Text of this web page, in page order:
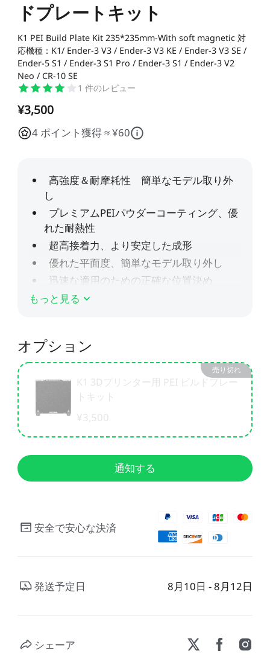
すべて表示
NEW
HALOT-X1
すべて表示
すべて表示
Creality Falcon 煙浄化
装置 AP1
ュール
すべて表示
すべて表示 Ferret Pro
すべて表示
【近日発売】Creality
Pika
すべて表示
3Dスキャナー用ワイヤ
スキャナーソフトウェア
QUICKSURFACE
すべて表示
すべて表示
Hyper PLA
すべて表示
Hyper PLA-CF Hyper PPA-CF
すべて表示
彫刻機素材
素材パック
すべて表示
NEW
ー
すべて表示
SpacePi X4 SpacePi X4L
すべて表示
すべて表示
ビルドプレート
K2 Pro PEI両面フロスト
すべて表示
ノズル
「Unicorn」- K2
/Creality Hiシリーズ
「Unicorn」-
K1/Ender-3 V3 シリーズ
すべて表示
K2セラミック加熱ブロッ
ク
Ceramic - K2 Plus
すべて表示
エクストルーダー
エクストルーダーモータ
ー - K2 Plus
K2 Plus エクストルーダ
ーキット
すべて表示
光造形アクセサリー
K2 PLUS 予備部品 NEW
CFS予備部品
CFS用ケーブル CFSディスプレイキット
すべて表示
ドプレートキット
K1 PEI Build Plate Kit 235*235mm-With soft magnetic 対
応機種：K1/ Ender-3 V3 / Ender-3 V3 KE / Ender-3 V3 SE /
Ender-5 S1 / Ender-3 S1 Pro / Ender-3 S1 / Ender-3 V2
Neo / CR-10 SE
1 件のレビュー
¥3,500
4 ポイント獲得 ≈ ¥60
もっと見る
オプション
K1 3Dプリンター用 PEI ビルドプレー
トキット
¥3,500
売り切れ
通知する
安全で安心な決済
発送予定日 8月10日 - 8月12日
シェーア